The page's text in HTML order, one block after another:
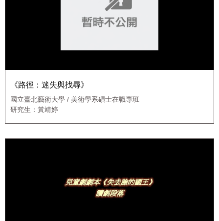
《路徑：迷失與找尋》
國立臺北藝術大學 / 美術學系碩士在職專班
研究生：黃靖婷